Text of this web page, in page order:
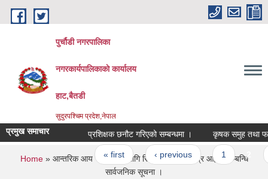
Skip to main content
पुर्चौडी नगरपालिका
नगरकार्यपालिकाकाे कार्यालय
हाट,बैतडी
सुदुरपश्चिम प्रदेश,नेपाल
प्रमुख समाचार प्रशिक्षक छनौट गरिएको सम्बन्धमा । कृषक समुह तथा फर्म
Pages
« first ‹ previous 1 2
You are here
Home» आन्तरिक आय संकलनका लागि सिलबन्दी दरभाउ पत्र आह्वान सम्बन्धि
सार्वजनिक सूचना ।